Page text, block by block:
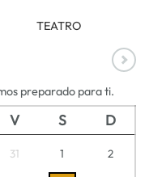
TEATRO
preparado para ti.
V S D
31 1 2